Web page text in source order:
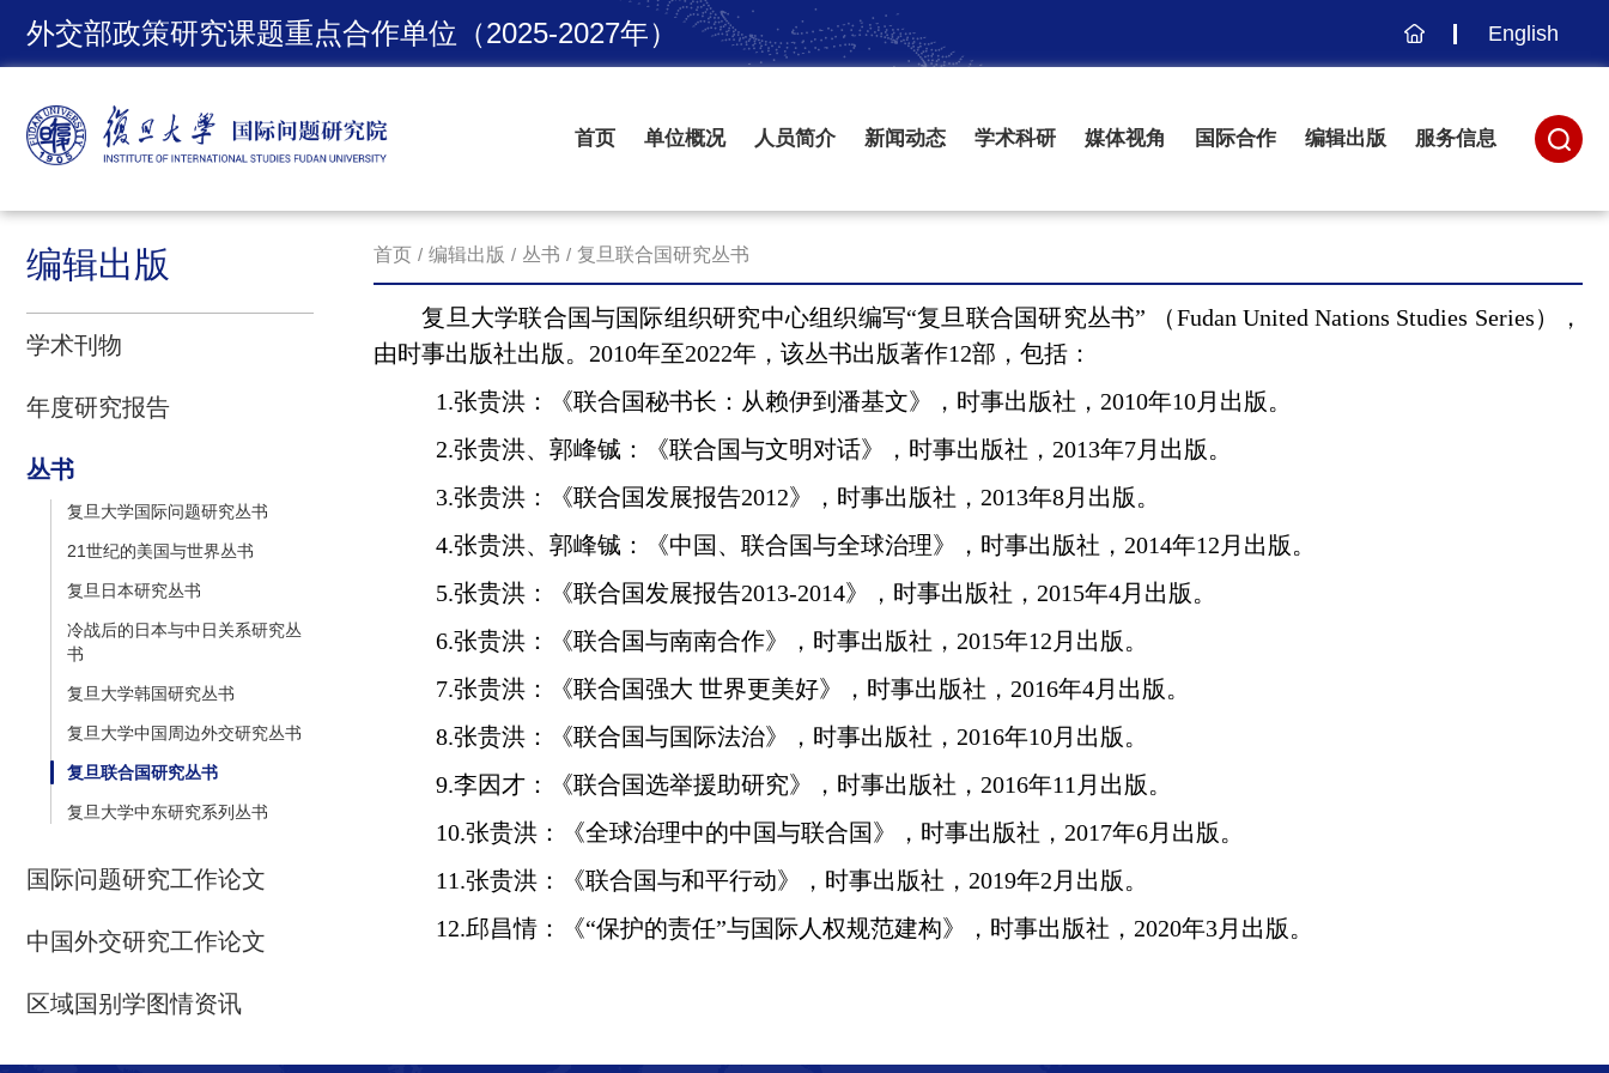
外交部政策研究课题重点合作单位（2025-2027年） 主 English
首页 单位概况 人员简介 新闻动态 学术科研 媒体视角 国际合作 编辑出版 服务信息
编辑出版
学术刊物
年度研究报告
丛书
复旦大学国际问题研究丛书
21世纪的美国与世界丛书
复旦日本研究丛书
冷战后的日本与中日关系研究丛
书
复旦大学韩国研究丛书
复旦大学中国周边外交研究丛书
复旦联合国研究丛书
复旦大学中东研究系列丛书
国际问题研究工作论文
中国外交研究工作论文
区域国别学图情资讯
首页 / 编辑出版 / 丛书 / 复旦联合国研究丛书
复旦大学联合国与国际组织研究中心组织编写“复旦联合国研究丛书” （Fudan United Nations Studies Series），
由时事出版社出版。 2010年至2022年，该丛书出版著作12部，包括：
1.张贵洪：《联合国秘书长：从赖伊到潘基文》， 时事出版社， 2010年10月出版。
2.张贵洪、郭峰铖：《联合国与文明对话》，时事出版社， 2013年7月出版。
3.张贵洪：《联合国发展报告2012》，时事出版社， 2013年8月出版。
4.张贵洪、郭峰铖：《中国、联合国与全球治理》，时事出版社， 2014年12 月出版。
5.张贵洪：《联合国发展报告2013-2014》，时事出版社， 2015年4月出版。
6.张贵洪：《联合国与南南合作》，时事出版社， 2015年12 月出版。
7.张贵洪：《联合国强大 世界更美好》，时事出版社， 2016年4月出版。
8.张贵洪：《联合国与国际法治》，时事出版社， 2016年10月出版。
9.李因才：《联合国选举援助研究》，时事出版社， 2016年11 月出版。
10.张贵洪：《全球治理中的中国与联合国》，时事出版社， 2017年6月出版。
11.张贵洪：《联合国与和平行动》，时事出版社， 2019年2 月出版。
12.邱昌情：《“保护的责任”与国际人权规范建构》，时事出版社， 2020年3月出版。